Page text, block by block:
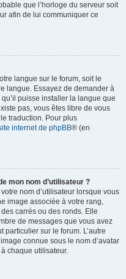
que l’horloge du serveur soit
afin de lui communiquer ce
langue sur le forum, soit le
langue. Essayez de demander à
puisse installer la langue que
pas, vous êtes libre de vous
traduction. Pour plus
internet de phpBB® (en
mon nom d’utilisateur ?
nom d’utilisateur lorsque vous
image associée à votre rang,
carrés ou des ronds. Elle
de messages que vous avez
particulier sur le forum. L’autre
connue sous le nom d’avatar
chaque utilisateur.